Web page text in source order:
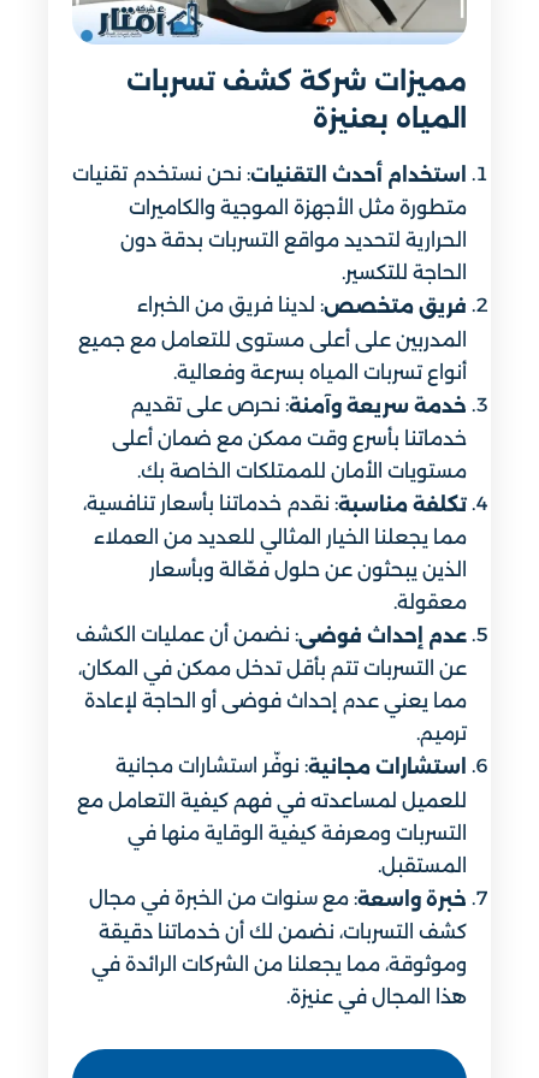
مميزات شركة كشف تسربات
المياه بعنيزة
استخدام أحدث التقنيات: نحن نستخدم تقنيات
متطورة مثل الأجهزة الموجية والكاميرات
الحرارية لتحديد مواقع التسربات بدقة دون
الحاجة للتكسير.
فريق متخصص: لدينا فريق من الخبراء
المدربين على أعلى مستوى للتعامل مع جميع
أنواع تسربات المياه بسرعة وفعالية.
خدمة سريعة وآمنة: نحرص على تقديم
خدماتنا بأسرع وقت ممكن مع ضمان أعلى
مستويات الأمان للممتلكات الخاصة بك.
تكلفة مناسبة: نقدم خدماتنا بأسعار تنافسية،
مما يجعلنا الخيار المثالي للعديد من العملاء
الذين يبحثون عن حلول فعّالة وبأسعار
معقولة.
عدم إحداث فوضى: نضمن أن عمليات الكشف
عن التسربات تتم بأقل تدخل ممكن في المكان،
مما يعني عدم إحداث فوضى أو الحاجة لإعادة
ترميم.
استشارات مجانية: نوفّر استشارات مجانية
للعميل لمساعدته في فهم كيفية التعامل مع
التسربات ومعرفة كيفية الوقاية منها في
المستقبل.
خبرة واسعة: مع سنوات من الخبرة في مجال
كشف التسربات، نضمن لك أن خدماتنا دقيقة
وموثوقة، مما يجعلنا من الشركات الرائدة في
هذا المجال في عنيزة.